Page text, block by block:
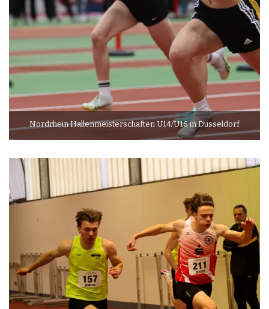
Nordrhein Hallenmeisterschaften U14/U16 in Düsseldorf